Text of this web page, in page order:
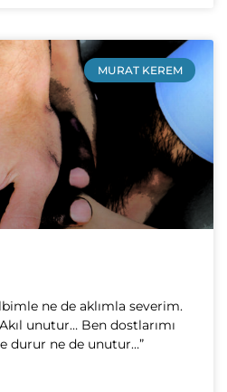
MURAT KEREM
ne de aklımla severim.
unutur… Ben dostlarımı
durur ne de unutur…”